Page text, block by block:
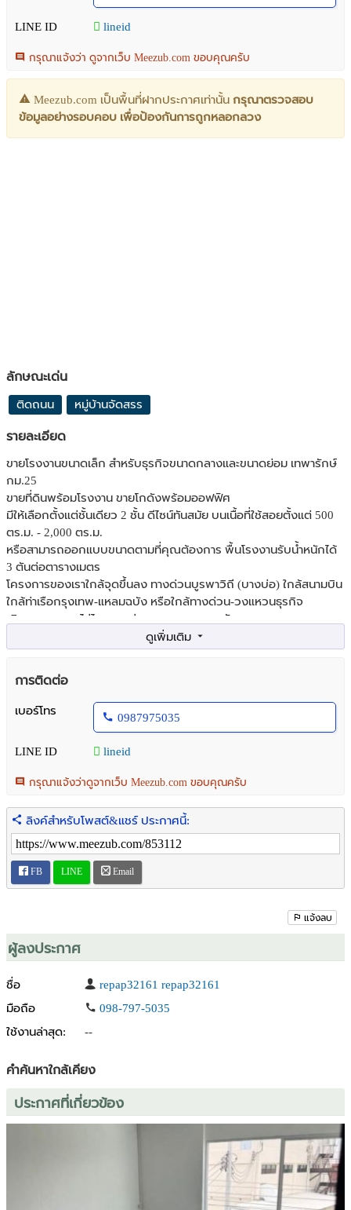
LINE ID lineid
กรุณาแจ้งว่า ดูจากเว็บ Meezub.com ขอบคุณครับ
Meezub.com เป็นพื้นที่ฝากประกาศเท่านั้น กรุณาตรวจสอบ
ข้อมูลอย่างรอบคอบ เพื่อป้องกันการถูกหลอกลวง
ลักษณะเด่น
ติดถนน หมู่บ้านจัดสรร
รายละเอียด
ขายโรงงานขนาดเล็ก สำหรับธุรกิจขนาดกลางและขนาดย่อม เทพารักษ์
กม.25
ขายที่ดินพร้อมโรงงาน ขายโกดังพร้อมออฟฟิศ
มีให้เลือกตั้งแต่ชั้นเดียว 2 ชั้น ดีไซน์ทันสมัย บนเนื้อที่ใช้สอยตั้งแต่ 500
ตร.ม. - 2,000 ตร.ม.
หรือสามารถออกแบบขนาดตามที่คุณต้องการ พื้นโรงงานรับน้ำหนักได้
3 ตันต่อตารางเมตร
โครงการของเราใกล้จุดขึ้นลง ทางด่วนบูรพาวิถี (บางบ่อ) ใกล้สนามบิน
ใกล้ท่าเรือกรุงเทพ-แหลมฉบัง หรือใกล้ทางด่วน-วงแหวนธุรกิจ
เดินทางสะดวก ไม่ไกลจากย่านชุมชนและถนนหลัก
เราพร้อมให้คำปรึกษาเรื่องเอกสาร และใบอนุญาตต่าง ๆ ดูแลตั้งแต่ต้น
การติดต่อ
เบอร์โทร
0987975035
LINE ID lineid
กรุณาแจ้งว่าดูจากเว็บ Meezub.com ขอบคุณครับ
ลิงค์สำหรับโพสต์&แชร์ ประกาศนี้:
FB LINE Email
แจ้งลบ
ผู้ลงประกาศ
ชื่อ
repap32161 repap32161
มือถือ
098-797-5035
ใช้งานล่าสุด:
--
คำค้นหาใกล้เคียง
ประกาศที่เกี่ยวข้อง